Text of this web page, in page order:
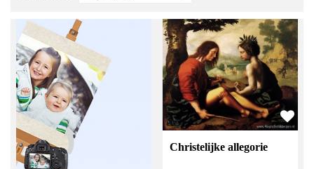
Christelijke allegorie